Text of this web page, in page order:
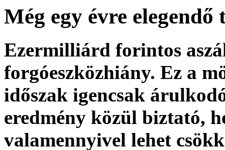
Még egy évre
Ezermilliárd forintos
forgóeszközhiány. Ez a
időszak igencsak
eredmény közül biztató,
valamennyivel lehet